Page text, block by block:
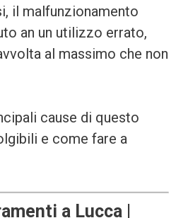
il malfunzionamento
an un utilizzo errato,
al massimo che non
cause di questo
e come fare a
a Lucca |